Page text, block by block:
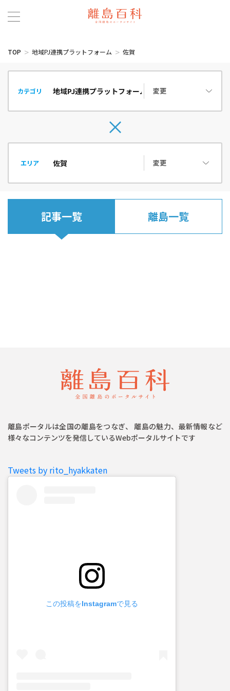
TOP 地域PJ連携プラットフォーム 佐賀
カテゴリ 変更
エリア 変更
記事一覧 離島一覧
離島ポータルは全国の離島をつなぎ、 離島の魅力、最新情報など
様々なコンテンツを発信しているWebポータルサイトです
Tweets by rito_hyakkaten
この投稿をInstagramで見る